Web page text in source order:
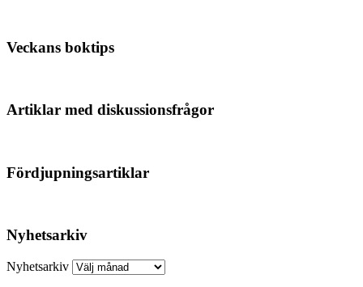
Veckans boktips
Artiklar med diskussionsfrågor
Fördjupningsartiklar
Nyhetsarkiv
Nyhetsarkiv